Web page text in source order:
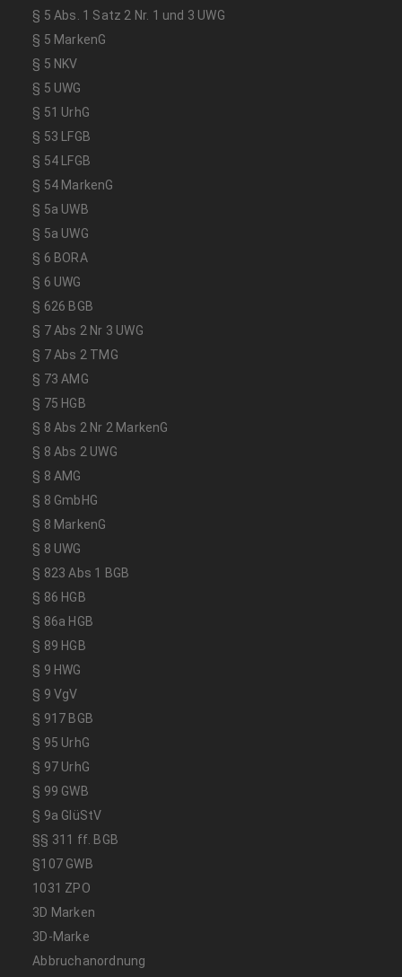
§ 5 Abs. 1 Satz 2 Nr. 1 und 3 UWG
§ 5 MarkenG
§ 5 NKV
§ 5 UWG
§ 51 UrhG
§ 53 LFGB
§ 54 LFGB
§ 54 MarkenG
§ 5a UWB
§ 5a UWG
§ 6 BORA
§ 6 UWG
§ 626 BGB
§ 7 Abs 2 Nr 3 UWG
§ 7 Abs 2 TMG
§ 73 AMG
§ 75 HGB
§ 8 Abs 2 Nr 2 MarkenG
§ 8 Abs 2 UWG
§ 8 AMG
§ 8 GmbHG
§ 8 MarkenG
§ 8 UWG
§ 823 Abs 1 BGB
§ 86 HGB
§ 86a HGB
§ 89 HGB
§ 9 HWG
§ 9 VgV
§ 917 BGB
§ 95 UrhG
§ 97 UrhG
§ 99 GWB
§ 9a GlüStV
§§ 311 ff. BGB
§107 GWB
1031 ZPO
3D Marken
3D-Marke
Abbruchanordnung